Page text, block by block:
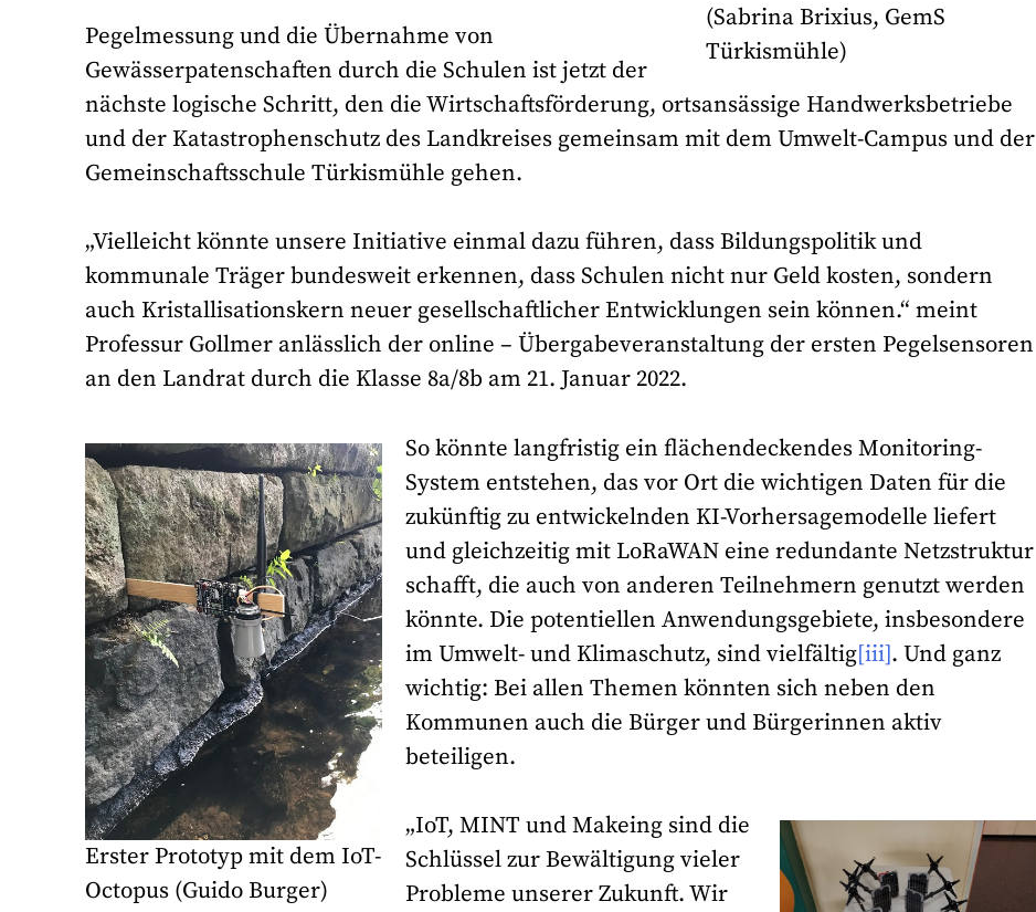
(Sabrina Brixius, GemS
Türkismühle)
Pegelmessung und die Übernahme von
Gewässerpatenschaften durch die Schulen ist jetzt der
nächste logische Schritt, den die Wirtschaftsförderung, ortsansässige Handwerksbetriebe
und der Katastrophenschutz des Landkreises gemeinsam mit dem Umwelt-Campus und der
Gemeinschaftsschule Türkismühle gehen.
„Vielleicht könnte unsere Initiative einmal dazu führen, dass Bildungspolitik und
kommunale Träger bundesweit erkennen, dass Schulen nicht nur Geld kosten, sondern
auch Kristallisationskern neuer gesellschaftlicher Entwicklungen sein können.“ meint
Professur Gollmer anlässlich der online – Übergabeveranstaltung der ersten Pegelsensoren
an den Landrat durch die Klasse 8a/8b am 21. Januar 2022.
Erster Prototyp mit dem IoT-
Octopus (Guido Burger)
So könnte langfristig ein flächendeckendes Monitoring-
System entstehen, das vor Ort die wichtigen Daten für die
zukünftig zu entwickelnden KI-Vorhersagemodelle liefert
und gleichzeitig mit LoRaWAN eine redundante Netzstruktur
schafft, die auch von anderen Teilnehmern genutzt werden
könnte. Die potentiellen Anwendungsgebiete, insbesondere
im Umwelt- und Klimaschutz, sind vielfältig[iii]. Und ganz
wichtig: Bei allen Themen könnten sich neben den
Kommunen auch die Bürger und Bürgerinnen aktiv
beteiligen.
„IoT, MINT und Makeing sind die
Schlüssel zur Bewältigung vieler
Probleme unserer Zukunft. Wir